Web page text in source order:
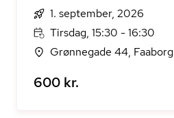
1. september, 2026
Tirsdag, 15:30 - 16:30
Grønnegade 44, Faaborg
600 kr.